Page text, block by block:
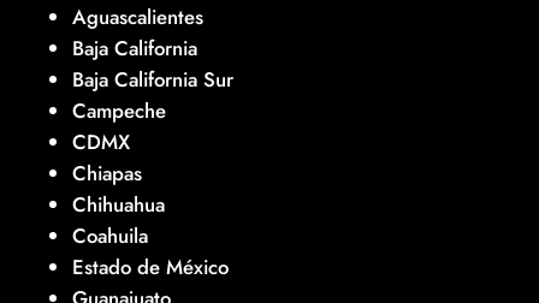
Aguascalientes
Baja California
Baja California Sur
Campeche
CDMX
Chiapas
Chihuahua
Coahuila
Estado de México